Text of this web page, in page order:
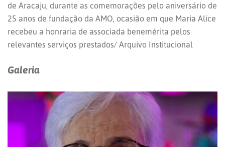
de Aracaju, durante as comemorações pelo aniversário de
25 anos de fundação da AMO, ocasião em que Maria Alice
recebeu a honraria de associada benemérita pelos
relevantes serviços prestados/ Arquivo Institucional
Galeria